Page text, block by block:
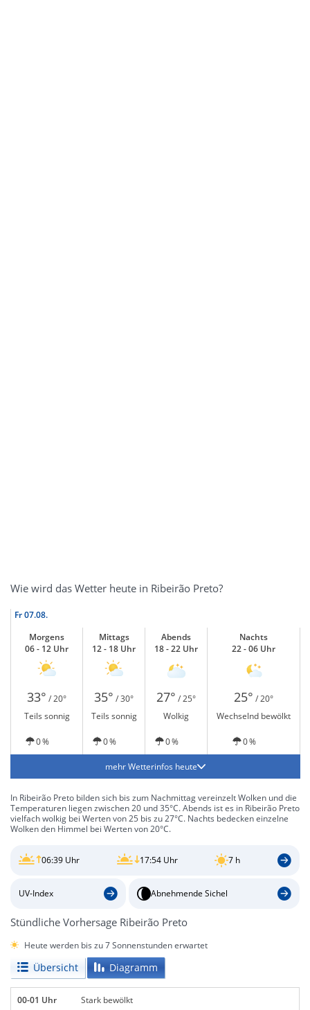
Wie wird das Wetter heute in Ribeirão Preto?
Fr07.08.
Morgens
06 - 12 Uhr
Mittags
12 - 18 Uhr
Abends
18 - 22 Uhr
Nachts
22 - 06 Uhr
33° / 20° 35° / 30° 27° / 25° 25° / 20°
Teils sonnig
Teils sonnig Wolkig Wechselnd bewölkt
0 % 0 % 0 % 0 %
mehr Wetterinfos heute
In Ribeirão Preto bilden sich bis zum Nachmittag vereinzelt Wolken und die
Temperaturen liegen zwischen 20 und 35°C. Abends ist es in Ribeirão Preto
vielfach wolkig bei Werten von 25 bis zu 27°C. Nachts bedecken einzelne
Wolken den Himmel bei Werten von 20°C.
06:39 Uhr 17:54 Uhr 7 h
UV-Index Abnehmende Sichel
Stündliche Vorhersage Ribeirão Preto
Heute werden bis zu 7 Sonnenstunden erwartet
Übersicht Diagramm
00-01 Uhr Stark bewölkt